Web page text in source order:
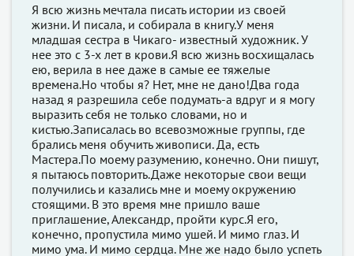
Я всю жизнь мечтала писать истории из своей
жизни. И писала, и собирала в книгу.У меня
младшая сестра в Чикаго- известный художник. У
нее это с 3-х лет в крови.Я всю жизнь восхищалась
ею, верила в нее даже в самые ее тяжелые
времена.Но чтобы я? Нет, мне не дано!Два года
назад я разрешила себе подумать-а вдруг и я могу
выразить себя не только словами, но и
кистью.Записалась во всевозможные группы, где
брались меня обучить живописи. Да, есть
Мастера.По моему разумению, конечно. Они пишут,
я пытаюсь повторить.Даже некоторые свои вещи
получились и казались мне и моему окружению
стоящими. В это время мне пришло ваше
приглашение, Александр, пройти курс.Я его,
конечно, пропустила мимо ушей. И мимо глаз. И
мимо ума. И мимо сердца. Мне же надо было успеть